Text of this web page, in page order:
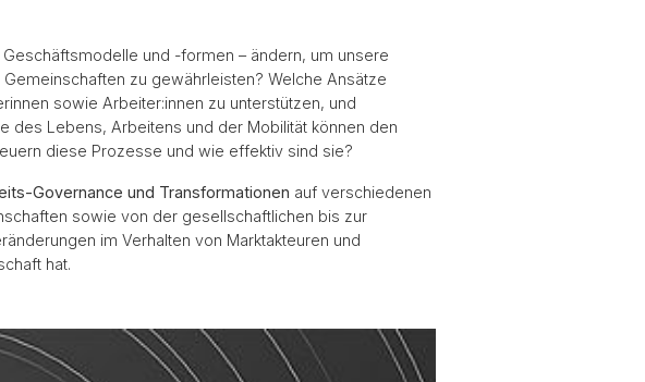
und -formen – ändern, um unsere
zu gewährleisten? Welche Ansätze
sowie Arbeiter:innen zu unterstützen, und
des Lebens, Arbeitens und der Mobilität können den
diese Prozesse und wie effektiv sind sie?
Governance und Transformationen auf verschiedenen
sowie von der gesellschaftlichen bis zur
im Verhalten von Marktakteuren und
hat.